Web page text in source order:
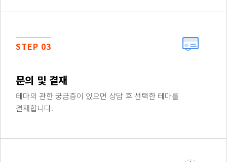
STEP 03
문의 및 결재
테마의 관한 궁금증이 있으면 상담 후 선택한 테마를
결재합니다.